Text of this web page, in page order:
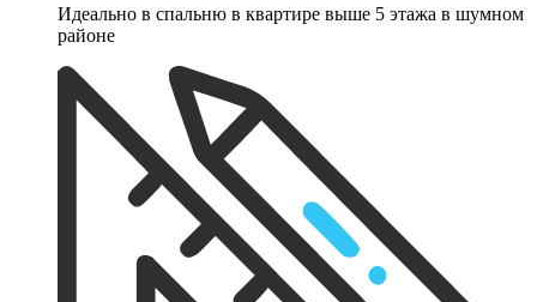
Идеально в спальню в квартире выше 5 этажа в шумном
районе